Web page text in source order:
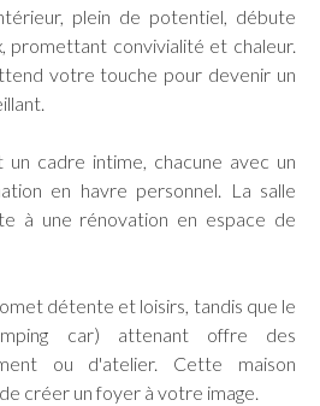
plein de potentiel, débute
promettant convivialité et chaleur.
votre touche pour devenir un
cadre intime, chacune avec un
en havre personnel. La salle
à une rénovation en espace de
détente et loisirs, tandis que le
car) attenant offre des
ou d'atelier. Cette maison
créer un foyer à votre image.